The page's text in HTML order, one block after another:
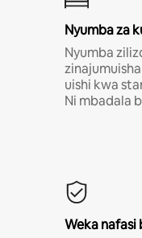
Nyumba za
Nyumba
uishi kwa
Ni mbadala
Weka nafasi